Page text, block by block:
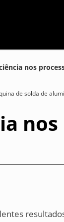
nos
de solda de